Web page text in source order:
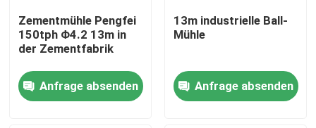
Zementmühle Pengfei
150tph Φ4.2 13m in
der Zementfabrik
Anfrage absenden
13m industrielle Ball-
Mühle
Anfrage absenden